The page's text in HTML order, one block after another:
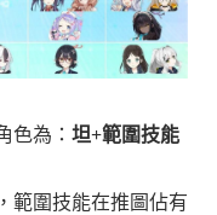
色為： 坦+範圍技能
範圍技能在推圖佔有